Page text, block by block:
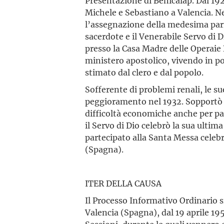
Michele e Sebastiano a Valencia.
l’assegnazione della medesima
sacerdote e il Venerabile Servo di
presso la Casa Madre delle
ministero apostolico, vivendo in
stimato dal clero e dal popolo.
Sofferente di problemi renali, le
peggioramento nel 1932.
difficoltà economiche anche per
il Servo di Dio celebrò la sua
partecipato alla Santa Messa
(Spagna).
ITER DELLA CAUSA
Il Processo Informativo Ordinario
Valencia (Spagna), dal 19 aprile